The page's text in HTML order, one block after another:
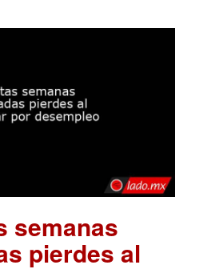
semanas
pierdes al